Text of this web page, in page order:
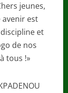
jeunes,
est
et
de nos
tous !»